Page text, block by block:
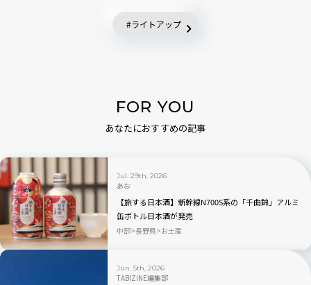
ライトアップ
FOR YOU
あなたにおすすめの記事
Jul. 29th, 2026
あお
【旅する日本酒】新幹線N700S系の「千曲錦」アルミ
缶ボトル日本酒が発売
中部 長野県 お土産
Jun. 5th, 2026
TABIZINE編集部